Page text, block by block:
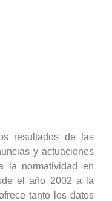
resultados de las
y actuaciones
la normatividad en
el año 2002 a la
tanto los datos